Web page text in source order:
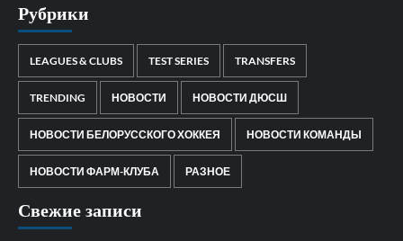
Рубрики
LEAGUES & CLUBS TEST SERIES TRANSFERS
TRENDING НОВОСТИ НОВОСТИ ДЮСШ
НОВОСТИ БЕЛОРУССКОГО ХОККЕЯ НОВОСТИ КОМАНДЫ
НОВОСТИ ФАРМ-КЛУБА РАЗНОЕ
Свежие записи